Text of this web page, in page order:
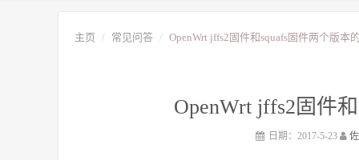
主页 常见问答 OpenWrt jffs2固件和squafs固件两个版本
OpenWrt jffs2固件
日期：2017-5-23